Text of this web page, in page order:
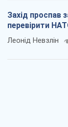
Захід проспав
перевірити
Леонід Невзлін